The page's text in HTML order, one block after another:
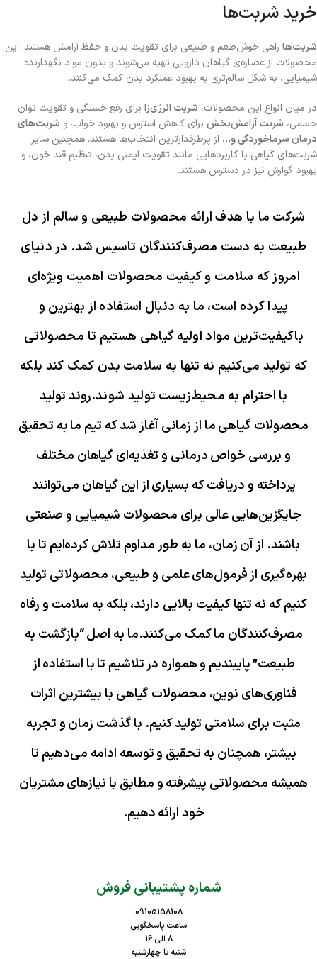
خرید شربت‌ها
شربت‌ها راهی خوش‌طعم و طبیعی برای تقویت بدن و حفظ آرامش هستند. این
محصولات از عصاره‌ی گیاهان دارویی تهیه می‌شوند و بدون مواد نگهدارنده
شیمیایی، به شکل سالم‌تری به بهبود عملکرد بدن کمک می‌کنند.
در میان انواع این محصولات، شربت انرژی‌زا برای رفع خستگی و تقویت توان
جسمی، شربت آرامش‌بخش برای کاهش استرس و بهبود خواب، و شربت‌های
درمان سرماخوردگی و… از پرطرفدارترین انتخاب‌ها هستند. همچنین سایر
شربت‌های گیاهی با کاربردهایی مانند تقویت ایمنی بدن، تنظیم قند خون، و
بهبود گوارش نیز در دسترس هستند.
شرکت ما با هدف ارائه محصولات طبیعی و سالم از دل
طبیعت به دست مصرف‌کنندگان تاسیس شد. در دنیای
امروز که سلامت و کیفیت محصولات اهمیت ویژه‌ای
پیدا کرده است، ما به دنبال استفاده از بهترین و
باکیفیت‌ترین مواد اولیه گیاهی هستیم تا محصولاتی
که تولید می‌کنیم نه تنها به سلامت بدن کمک کند بلکه
با احترام به محیط‌زیست تولید شوند.روند تولید
محصولات گیاهی ما از زمانی آغاز شد که تیم ما به تحقیق
و بررسی خواص درمانی و تغذیه‌ای گیاهان مختلف
پرداخته و دریافت که بسیاری از این گیاهان می‌توانند
جایگزین‌هایی عالی برای محصولات شیمیایی و صنعتی
باشند. از آن زمان، ما به طور مداوم تلاش کرده‌ایم تا با
بهره‌گیری از فرمول‌های علمی و طبیعی، محصولاتی تولید
کنیم که نه تنها کیفیت بالایی دارند، بلکه به سلامت و رفاه
مصرف‌کنندگان ما کمک می‌کنند.ما به اصل “بازگشت به
طبیعت” پایبندیم و همواره در تلاشیم تا با استفاده از
فناوری‌های نوین، محصولات گیاهی با بیشترین اثرات
مثبت برای سلامتی تولید کنیم. با گذشت زمان و تجربه
بیشتر، همچنان به تحقیق و توسعه ادامه می‌دهیم تا
همیشه محصولاتی پیشرفته و مطابق با نیازهای مشتریان
خود ارائه دهیم.
شماره پشتیبانی فروش
09105158108
ساعت پاسخگویی
8 الی 16
شنبه تا چهارشنبه